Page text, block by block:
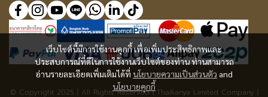
เว็บไซต์นี้มีการใช้งานคุกกี้ เพื่อเพิ่มประสิทธิภาพและ
ประสบการณ์ที่ดีในการใช้งานเว็บไซต์ของท่าน ท่านสามารถ
อ่านรายละเอียดเพิ่มเติมได้ที่ นโยบายความเป็นส่วนตัว and
นโยบายคุกกี้
© Copyright 2025 | All Rights Reserved | Thaikanya Limited Company |